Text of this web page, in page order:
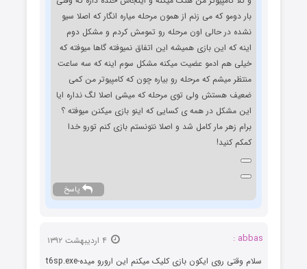
بار دومو که می زنم از همون مرحله میاره انگار که اصلا سیو
نشده در حالی اون مرحله رو تمومش کردم و مشکل دوم
اینه که این بازی همیشه این اتفاق نمیوفته گاها میوفته که
خیلی هم ادمو عضیت میکنه مشکل سوم اینه که سه ساعت
منتظر میشم که مرحله رو بیاره چون که کامپیوتر من کمی
ضعیف هستش ولی توی مرحله که میشی اصلا لگ نداره ایا
این مشکل در همه ی کسایی که اینو بازی میکنن میوفته ؟
برام زهر مار کامل شد و اصلا نتونستم بازی کنم تورو خدا
کمکم کنید!
پاسخ
abbas :
سلام وقتی روی ایکون بازی کلیک میکنم این ارورو میدهt6sp.exe-